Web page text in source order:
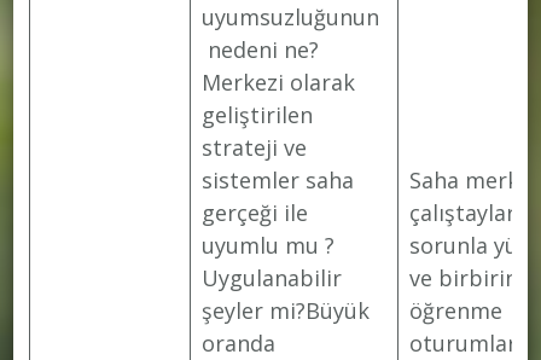
uyumsuzluğunun
nedeni ne?
Merkezi olarak
geliştirilen
strateji ve
sistemler saha
gerçeği ile
uyumlu mu ?
Uygulanabilir
şeyler mi?Büyük
oranda
Saha merkez
çalıştayları
sorunla
ve
öğrenme
oturumları